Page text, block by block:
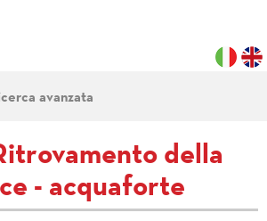
avanzata
della
- acquaforte